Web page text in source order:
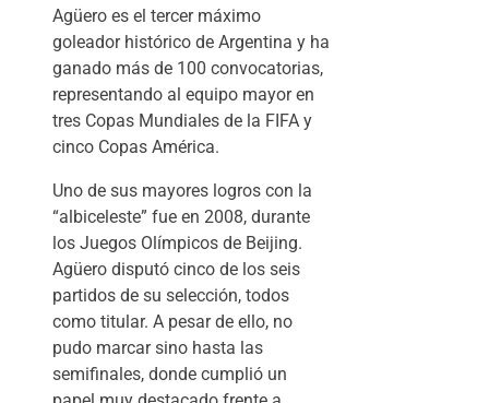
Agüero es el tercer máximo
goleador histórico de Argentina y ha
ganado más de 100 convocatorias,
representando al equipo mayor en
tres Copas Mundiales de la FIFA y
cinco Copas América.
Uno de sus mayores logros con la
“albiceleste” fue en 2008, durante
los Juegos Olímpicos de Beijing.
Agüero disputó cinco de los seis
partidos de su selección, todos
como titular. A pesar de ello, no
pudo marcar sino hasta las
semifinales, donde cumplió un